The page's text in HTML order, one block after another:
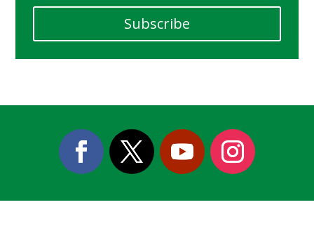
Subscribe